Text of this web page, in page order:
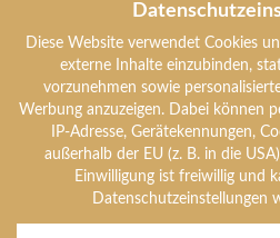
Diese Website verwendet Cookies
externe Inhalte einzubinden,
vorzunehmen sowie
Werbung anzuzeigen. Dabei können
IP-Adresse, Gerätekennungen,
außerhalb der EU (z. B. in die
Einwilligung ist freiwillig und
Datenschutzeinstellungen
anita-holzer
Anton Holzer
anton-holzer
Verena Holzer
verena-holzer